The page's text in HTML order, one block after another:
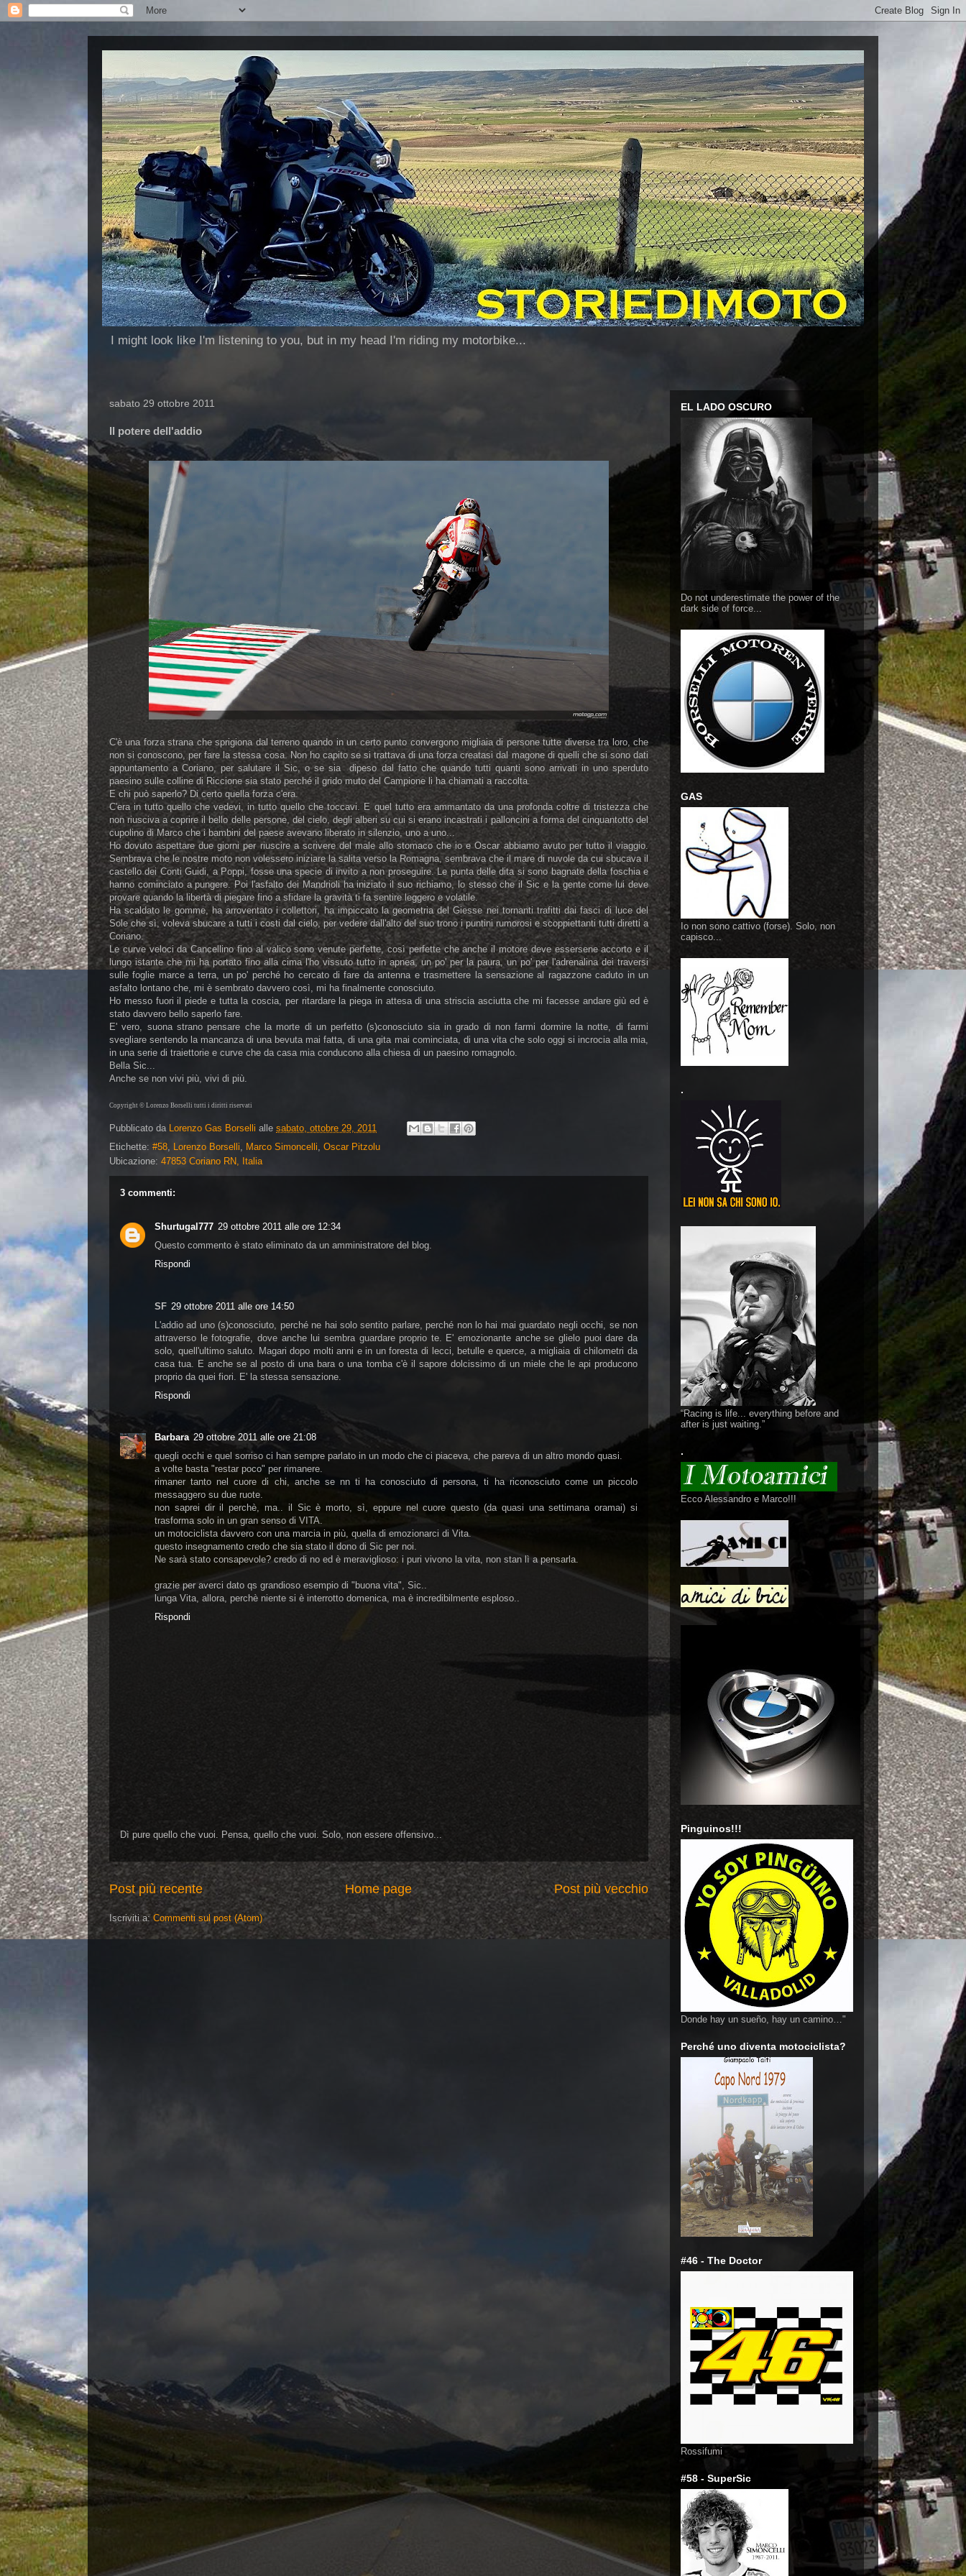
I might look like I'm listening to you, but in my head I'm riding my motorbike...
sabato 29 ottobre 2011
Il potere dell'addio
C'è una forza strana che sprigiona dal terreno quando in un certo punto convergono migliaia di persone tutte diverse tra loro, che
non si conoscono, per fare la stessa cosa. Non ho capito se si trattava di una forza creatasi dal magone di quelli che si sono dati
appuntamento a Coriano, per salutare il Sic, o se sia dipeso dal fatto che quando tutti quanti sono arrivati in uno sperduto
paesino sulle colline di Riccione sia stato perché il grido muto del Campione li ha chiamati a raccolta.
E chi può saperlo? Di certo quella forza c'era.
C'era in tutto quello che vedevi, in tutto quello che toccavi. E quel tutto era ammantato da una profonda coltre di tristezza che
non riusciva a coprire il bello delle persone, del cielo, degli alberi su cui si erano incastrati i palloncini a forma del cinquantotto del
cupolino di Marco che i bambini del paese avevano liberato in silenzio, uno a uno...
Ho dovuto aspettare due giorni per riuscire a scrivere del male allo stomaco che io e Oscar abbiamo avuto per tutto il viaggio.
Sembrava che le nostre moto non volessero iniziare la salita verso la Romagna, sembrava che il mare di nuvole da cui sbucava il
castello dei Conti Guidi, a Poppi, fosse una specie di invito a non proseguire. Le punta delle dita si sono bagnate della foschia e
hanno cominciato a pungere. Poi l'asfalto dei Mandrioli ha iniziato il suo richiamo, lo stesso che il Sic e la gente come lui deve
provare quando la libertà di piegare fino a sfidare la gravità ti fa sentire leggero e volatile.
Ha scaldato le gomme, ha arroventato i collettori, ha impiccato la geometria del Giesse nei tornanti trafitti dai fasci di luce del
Sole che sì, voleva sbucare a tutti i costi dal cielo, per vedere dall'alto del suo trono i puntini rumorosi e scoppiettanti tutti diretti a
Coriano.
Le curve veloci da Cancellino fino al valico sono venute perfette, così perfette che anche il motore deve essersene accorto e il
lungo istante che mi ha portato fino alla cima l'ho vissuto tutto in apnea, un po' per la paura, un po' per l'adrenalina dei traversi
sulle foglie marce a terra, un po' perché ho cercato di fare da antenna e trasmettere la sensazione al ragazzone caduto in un
asfalto lontano che, mi è sembrato davvero così, mi ha finalmente conosciuto.
Ho messo fuori il piede e tutta la coscia, per ritardare la piega in attesa di una striscia asciutta che mi facesse andare giù ed è
stato davvero bello saperlo fare.
E' vero, suona strano pensare che la morte di un perfetto (s)conosciuto sia in grado di non farmi dormire la notte, di farmi
svegliare sentendo la mancanza di una bevuta mai fatta, di una gita mai cominciata, di una vita che solo oggi si incrocia alla mia,
in una serie di traiettorie e curve che da casa mia conducono alla chiesa di un paesino romagnolo.
Bella Sic...
Anche se non vivi più, vivi di più.
Copyright © Lorenzo Borselli tutti i diritti riservati
Pubblicato da Lorenzo Gas Borselli alle sabato, ottobre 29, 2011
Etichette: #58, Lorenzo Borselli, Marco Simoncelli, Oscar Pitzolu
Ubicazione: 47853 Coriano RN, Italia
3 commenti:
Shurtugal777 29 ottobre 2011 alle ore 12:34
Questo commento è stato eliminato da un amministratore del blog.
Rispondi
SF 29 ottobre 2011 alle ore 14:50
L'addio ad uno (s)conosciuto, perché ne hai solo sentito parlare, perché non lo hai mai guardato negli occhi, se non
attraverso le fotografie, dove anche lui sembra guardare proprio te. E' emozionante anche se glielo puoi dare da
solo, quell'ultimo saluto. Magari dopo molti anni e in un foresta di lecci, betulle e querce, a migliaia di chilometri da
casa tua. E anche se al posto di una bara o una tomba c'è il sapore dolcissimo di un miele che le api producono
proprio da quei fiori. E' la stessa sensazione.
Rispondi
Barbara 29 ottobre 2011 alle ore 21:08
quegli occhi e quel sorriso ci han sempre parlato in un modo che ci piaceva, che pareva di un altro mondo quasi.
a volte basta "restar poco" per rimanere.
rimaner tanto nel cuore di chi, anche se nn ti ha conosciuto di persona, ti ha riconosciuto come un piccolo
messaggero su due ruote.
non saprei dir il perchè, ma.. il Sic è morto, sì, eppure nel cuore questo (da quasi una settimana oramai) si
trasforma solo in un gran senso di VITA.
un motociclista davvero con una marcia in più, quella di emozionarci di Vita.
questo insegnamento credo che sia stato il dono di Sic per noi.
Ne sarà stato consapevole? credo di no ed è meraviglioso: i puri vivono la vita, non stan lì a pensarla.
grazie per averci dato qs grandioso esempio di "buona vita", Sic..
lunga Vita, allora, perchè niente si è interrotto domenica, ma è incredibilmente esploso..
Rispondi
Dì pure quello che vuoi. Pensa, quello che vuoi. Solo, non essere offensivo...
Post più recente Post più vecchio
Home page
Iscriviti a:Commenti sul post (Atom)
EL LADO OSCURO
Do not underestimate the power of the
dark side of force...
GAS
Io non sono cattivo (forse). Solo, non
capisco...
.
“Racing is life... everything before and
after is just waiting.”
.
Ecco Alessandro e Marco!!!
Pinguinos!!!
Donde hay un sueño, hay un camino…"
Perché uno diventa motociclista?
#46 - The Doctor
Rossifumi
#58 - SuperSic